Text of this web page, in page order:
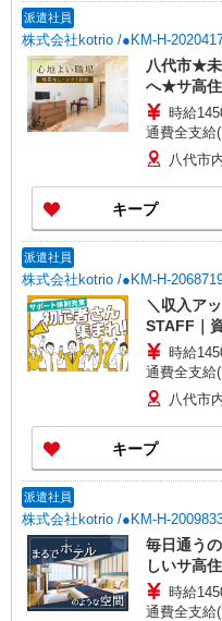
派遣社員
株式会社kotrio /●KM-H-
八代市★
へ★サ高
時給
通費全支給
八代市
キープ
派遣社員
株式会社kotrio /●KM-H-
＼収入ア
STAFF｜
時給
通費全支給
八代市
キープ
派遣社員
株式会社kotrio /●KM-H-
毎日通う
しいサ高
時給
通費全支給